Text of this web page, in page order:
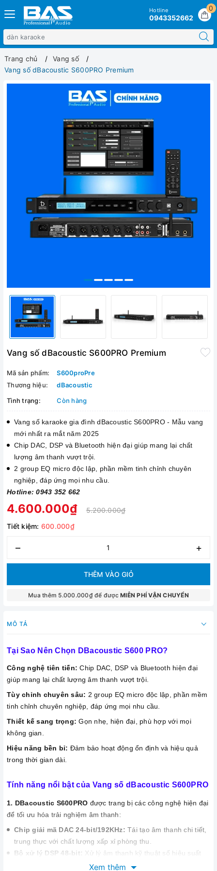
0
Hotline
0943352662
Trang chủ
Vang số
Vang số dBacoustic S600PRO Premium
Vang số dBacoustic S600PRO Premium
Mã sản phẩm:
S600proPre
Thương hiệu:
dBacoustic
Tình trạng:
Còn hàng
Vang số karaoke gia đình dBacoustic S600PRO - Mẫu vang
mới nhất ra mắt năm 2025
Chip DAC, DSP và Bluetooth hiện đại giúp mang lại chất
lượng âm thanh vượt trội.
2 group EQ micro độc lập, phần mềm tinh chỉnh chuyên
nghiệp, đáp ứng mọi nhu cầu.
Hotline: 0943 352 662
4.600.000₫
5.200.000₫
Tiết kiệm: 600.000₫
– +
THÊM VÀO GIỎ
Mua thêm 5.000.000₫ để đượcMIỄN PHÍ VẬN CHUYỂN
MÔ TẢ
Tại Sao Nên Chọn DBacoustic S600 PRO?
Công nghệ tiên tiến: Chip DAC, DSP và Bluetooth hiện đại
giúp mang lại chất lượng âm thanh vượt trội.
Tùy chỉnh chuyên sâu: 2 group EQ micro độc lập, phần mềm
tinh chỉnh chuyên nghiệp, đáp ứng mọi nhu cầu.
Thiết kế sang trọng: Gọn nhẹ, hiện đại, phù hợp với mọi
không gian.
Hiệu năng bền bỉ: Đảm bảo hoạt động ổn định và hiệu quả
trong thời gian dài.
Tính năng nổi bật của Vang số dBacoustic S600PRO
1. DBacoustic S600PRO được trang bị các công nghệ hiện đại
để tối ưu hóa trải nghiệm âm thanh:
Chip giải mã DAC 24-bit/192KHz: Tái tạo âm thanh chi tiết,
trung thực với chất lượng xấp xỉ phòng thu.
Bộ xử lý DSP 48-bit: Xử lý âm thanh kỹ thuật số hiệu suất
cao, mang đến âm thanh mượt mà và sắc nét.
Xem thêm